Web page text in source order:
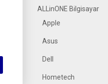
ALLinONE Bilgisayar
Apple
Asus
Dell
Hometech